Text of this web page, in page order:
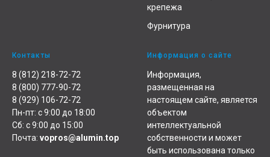
крепежа
Фурнитура
Контакты
8 (812) 218-72-72
8 (800) 777-90-72
8 (929) 106-72-72
Пн-пт: с 9:00 до 18:00
Сб: с 9:00 до 15:00
Почта: vopros@alumin.top
Информация о сайте
Информация,
размещенная на
настоящем сайте, является
объектом
интеллектуальной
собственности и может
быть использована только